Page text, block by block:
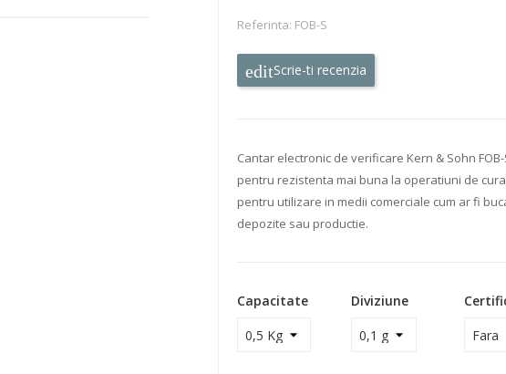
Referinta: FOB-S
Scrie-ti recenzia
Cantar electronic de verificare Kern & Sohn
pentru rezistenta mai buna la operatiuni de
pentru utilizare in medii comerciale cum ar fi
depozite sau productie.
Capacitate Diviziune